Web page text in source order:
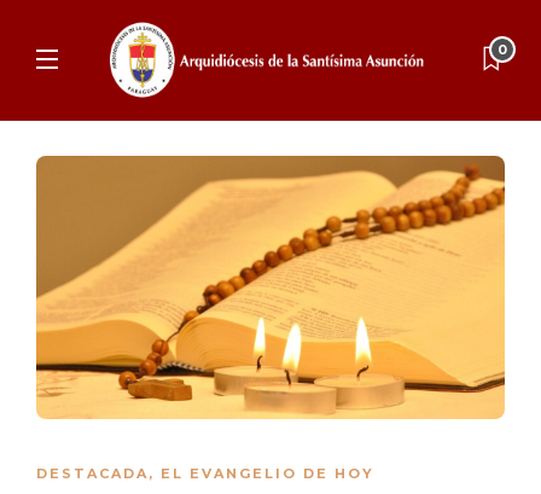
0
DESTACADA, EL EVANGELIO DE HOY